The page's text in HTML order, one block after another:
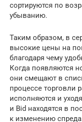
сортируются по
убыванию.
Таким образом, в
высокие цены на
благодаря чему
Когда появляются
они смещают в
процессе торговли
исполняются и
и Bid находятся в
к изменению